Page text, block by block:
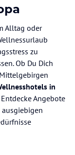
Alltag oder
zu
Ob Du Dich
in
Angebote